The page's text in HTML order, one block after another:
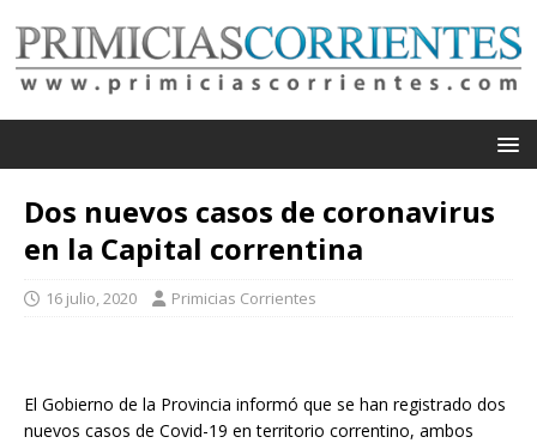
Dos nuevos casos de coronavirus
en la Capital correntina
16 julio, 2020 Primicias Corrientes
El Gobierno de la Provincia informó que se han registrado dos
nuevos casos de Covid-19 en territorio correntino, ambos